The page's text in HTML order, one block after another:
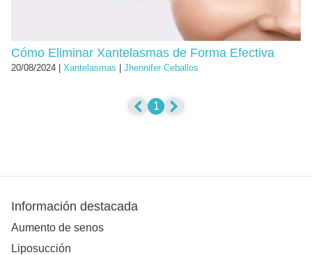
Cómo Eliminar Xantelasmas de Forma Efectiva
20/08/2024 | Xantelasmas Jhennifer Ceballos
1
Información destacada
Aumento de senos
Liposucción